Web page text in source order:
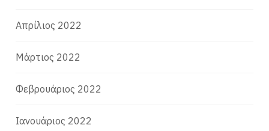
Απρίλιος 2022
Μάρτιος 2022
Φεβρουάριος 2022
Ιανουάριος 2022